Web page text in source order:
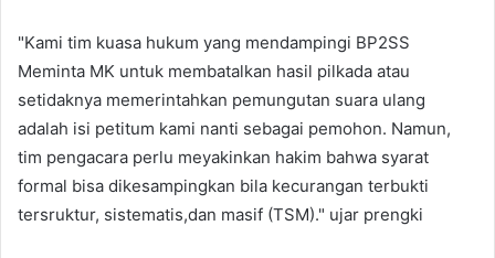
"Kami tim kuasa hukum yang mendampingi BP2SS
Meminta MK untuk membatalkan hasil pilkada atau
setidaknya memerintahkan pemungutan suara ulang
adalah isi petitum kami nanti sebagai pemohon. Namun,
tim pengacara perlu meyakinkan hakim bahwa syarat
formal bisa dikesampingkan bila kecurangan terbukti
tersruktur, sistematis,dan masif (TSM)." ujar prengki